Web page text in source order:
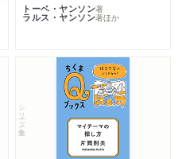
トーベ・ヤンソン著
ラルス・ヤンソン著ほか
シリーズ・全集